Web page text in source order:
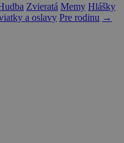
Zvieratá Memy Hlášky
a oslavy Pre rodinu →